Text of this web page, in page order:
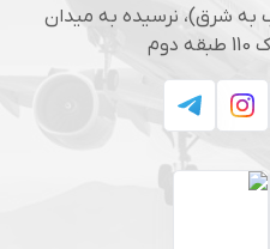
به شرق)، نرسیده به میدان